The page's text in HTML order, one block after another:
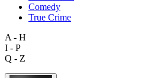
Comedy
True Crime
A - H
I - P
Q - Z